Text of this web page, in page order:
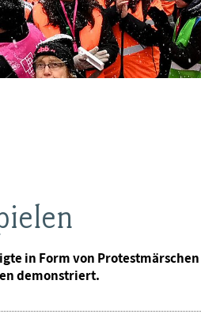
BAGSO
in Form von
demonstriert.